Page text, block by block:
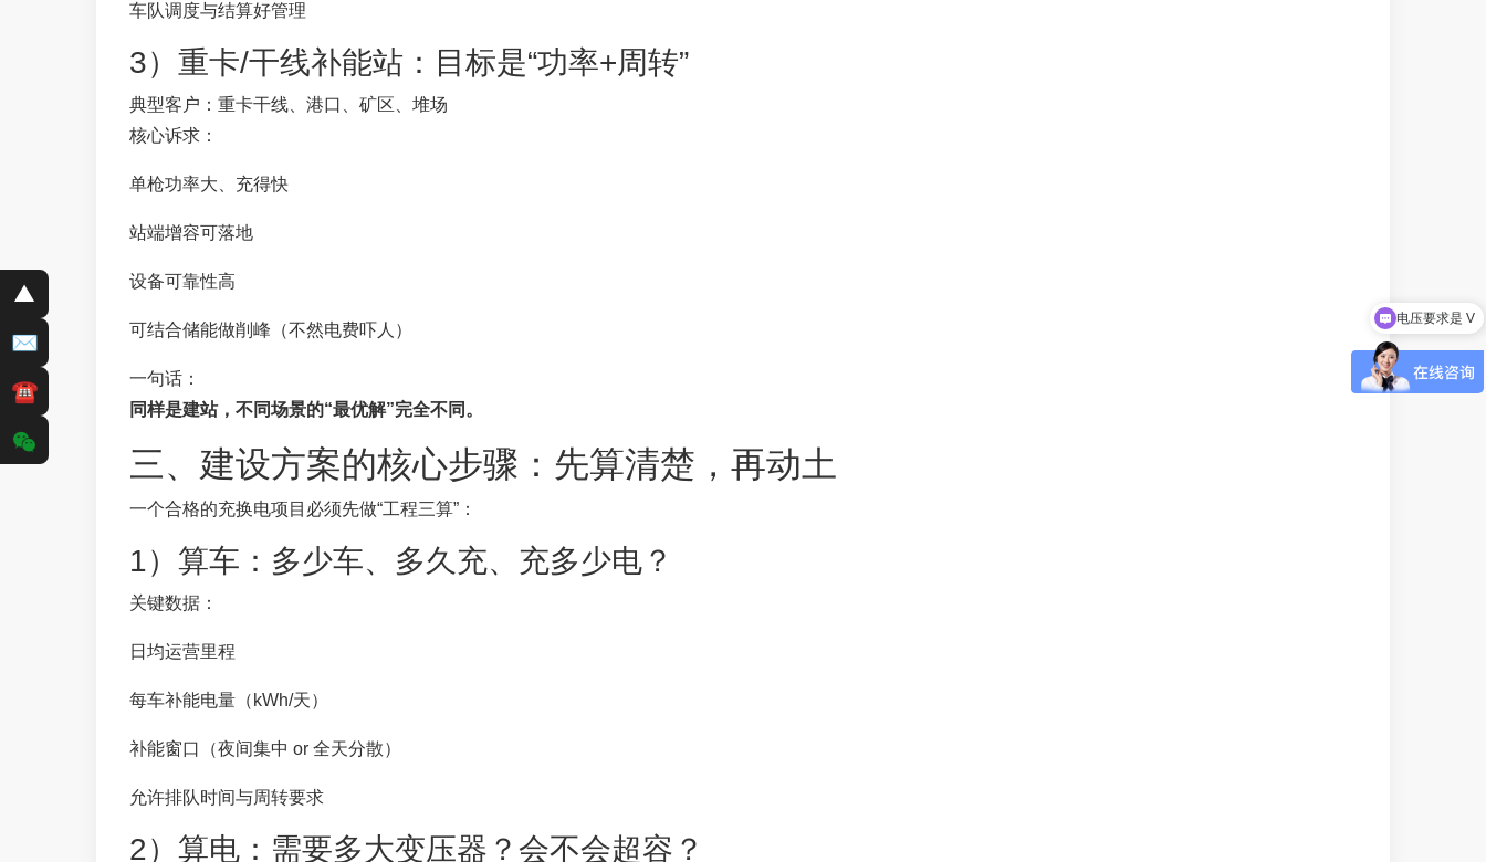
▲
✉
☎
车队调度与结算好管理
3）重卡/干线补能站：目标是“功率+周转”
典型客户：重卡干线、港口、矿区、堆场
核心诉求：
单枪功率大、充得快
站端增容可落地
设备可靠性高
可结合储能做削峰（不然电费吓人）
一句话：
同样是建站，不同场景的“最优解”完全不同。
三、建设方案的核心步骤：先算清楚，再动土
一个合格的充换电项目必须先做“工程三算”：
1）算车：多少车、多久充、充多少电？
关键数据：
日均运营里程
每车补能电量（kWh/天）
补能窗口（夜间集中 or 全天分散）
允许排队时间与周转要求
2）算电：需要多大变压器？会不会超容？
您好，我想咨询你们的电源产品。